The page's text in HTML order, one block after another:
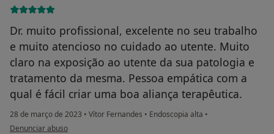
Dr. muito profissional, excelente no seu trabalho
e muito atencioso no cuidado ao utente. Muito
claro na exposição ao utente da sua patologia e
tratamento da mesma. Pessoa empática com a
qual é fácil criar uma boa aliança terapêutica.
28 de março de 2023 • Vítor Fernandes • Endoscopia alta •
na opinião do utilizador Tito Luís Grilo
Denunciar abuso